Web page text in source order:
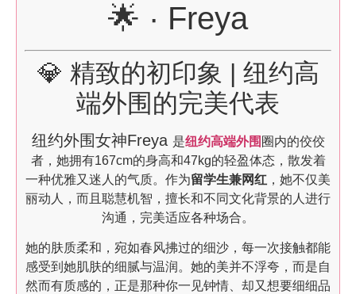
🌟 · Freya
💎 精致的初印象 | 纽约高
端外围的完美代表
纽约外围女神Freya 是纽约高端外围 圈内的佼佼
者，她拥有167cm的身高和47kg的轻盈体态，散发着
一种优雅又迷人的气质。作为留学生兼网红 ，她不仅美
丽动人，而且聪慧机智，擅长和不同文化背景的人进行
沟通，完美适应各种场合。
她的肤质柔和，宛如春风拂过的细沙，每一次接触都能
感受到她肌肤的细腻与温润。她的美并不浮夸，而是自
然而有质感的，正是那种你一见钟情、却又想要细细品